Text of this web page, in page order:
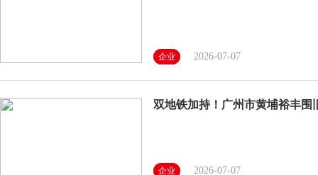
企业 2026-07-07
双地铁加持！广州市黄埔裕丰围
企业 2026-07-07